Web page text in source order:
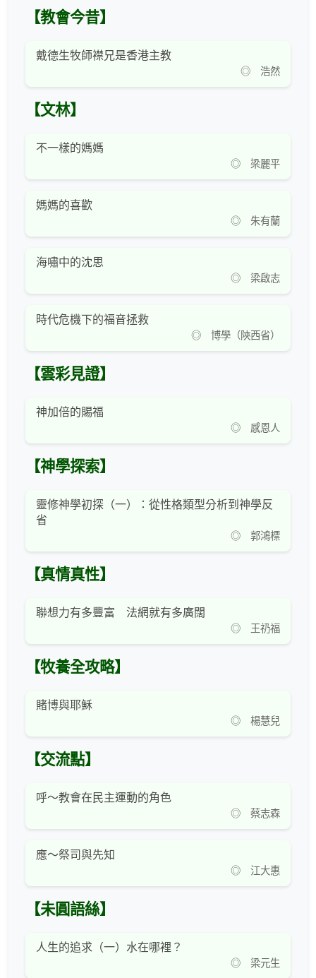
【教會今昔】
戴德生牧師襟兄是香港主教
◎ 浩然
【文林】
不一樣的媽媽
◎ 梁麗平
媽媽的喜歡
◎ 朱有蘭
海嘯中的沈思
◎ 梁啟志
時代危機下的福音拯救
◎ 博學（陝西省）
【雲彩見證】
神加倍的賜福
◎ 感恩人
【神學探索】
靈修神學初探（一）：從性格類型分析到神學反
省
◎ 郭鴻標
【真情真性】
聯想力有多豐富 法網就有多廣闊
◎ 王礽福
【牧養全攻略】
賭博與耶穌
◎ 楊慧兒
【交流點】
呼～教會在民主運動的角色
◎ 蔡志森
應～祭司與先知
◎ 江大惠
【未圓語絲】
人生的追求（一）水在哪裡？
◎ 梁元生